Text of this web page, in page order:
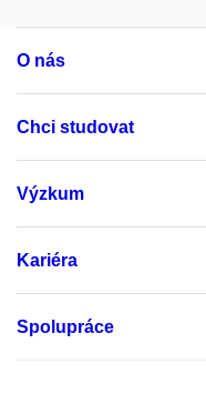
O nás
Chci studovat
Výzkum
Kariéra
Spolupráce